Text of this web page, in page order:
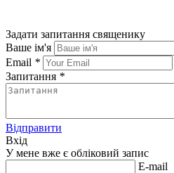
Задати запитання священику
Ваше ім'я
Email *
Запитання *
Відправити
Вхід
У мене вже є обліковий запис
E-mail